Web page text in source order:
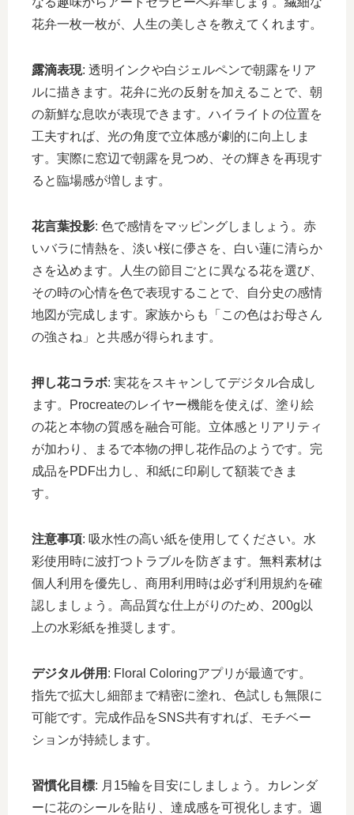
花弁一枚一枚が、人生の美しさを教えてくれます。
露滴表現: 透明インクや白ジェルペンで朝露をリア
ルに描きます。花弁に光の反射を加えることで、朝
の新鮮な息吹が表現できます。ハイライトの位置を
工夫すれば、光の角度で立体感が劇的に向上しま
す。実際に窓辺で朝露を見つめ、その輝きを再現す
ると臨場感が増します。
花言葉投影: 色で感情をマッピングしましょう。赤
いバラに情熱を、淡い桜に儚さを、白い蓮に清らか
さを込めます。人生の節目ごとに異なる花を選び、
その時の心情を色で表現することで、自分史の感情
地図が完成します。家族からも「この色はお母さん
の強さね」と共感が得られます。
押し花コラボ: 実花をスキャンしてデジタル合成し
ます。Procreateのレイヤー機能を使えば、塗り絵
の花と本物の質感を融合可能。立体感とリアリティ
が加わり、まるで本物の押し花作品のようです。完
成品をPDF出力し、和紙に印刷して額装できま
す。
注意事項: 吸水性の高い紙を使用してください。水
彩使用時に波打つトラブルを防ぎます。無料素材は
個人利用を優先し、商用利用時は必ず利用規約を確
認しましょう。高品質な仕上がりのため、200g以
上の水彩紙を推奨します。
デジタル併用 : Floral Coloringアプリが最適です。
指先で拡大し細部まで精密に塗れ、色試しも無限に
可能です。完成作品をSNS共有すれば、モチベー
ションが持続します。
習慣化目標: 月15輪を目安にしましょう。カレンダ
ーに花のシールを貼り、達成感を可視化します。週